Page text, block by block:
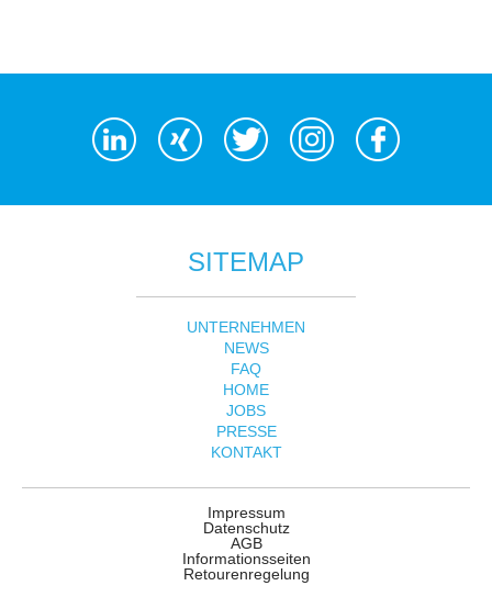
SITEMAP
UNTERNEHMEN
NEWS
FAQ
HOME
JOBS
PRESSE
KONTAKT
Impressum
Datenschutz
AGB
Informationsseiten
Retourenregelung